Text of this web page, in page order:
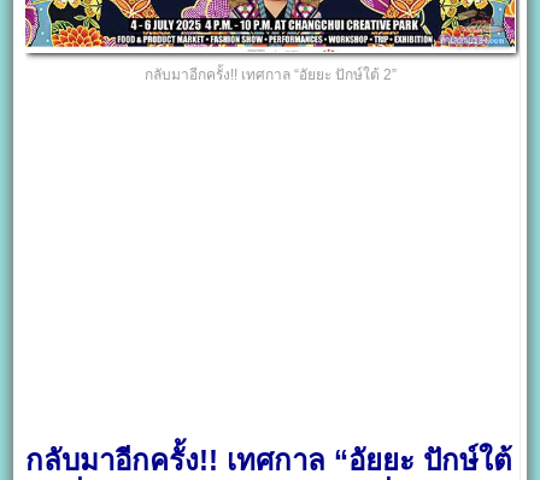
กลับมาอีกครั้ง!! เทศกาล “อัยยะ ปักษ์ใต้ 2”
กลับมาอีกครั้ง!! เทศกาล “อัยยะ ปักษ์ใต้